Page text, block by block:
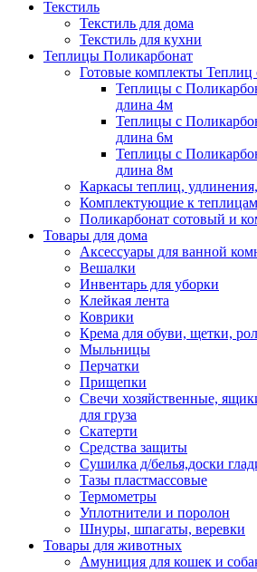
Текстиль
Текстиль для дома
Текстиль для кухни
Теплицы Поликарбонат
Готовые комплекты
Теплицы с
длина 4м
Теплицы с
длина 6м
Теплицы с
длина 8м
Каркасы теплиц,
Комплектующие к теплицам
Поликарбонат сотовый и
Товары для дома
Аксессуары для ванной
Вешалки
Инвентарь для уборки
Клейкая лента
Коврики
Крема для обуви, щетки,
Мыльницы
Перчатки
Прищепки
Свечи хозяйственные,
для груза
Скатерти
Средства защиты
Сушилка д/белья,доски
Тазы пластмассовые
Термометры
Уплотнители и поролон
Шнуры, шпагаты, веревки
Товары для животных
Амуниция для кошек и